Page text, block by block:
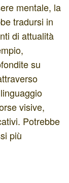
mentale, la
tradursi in
di attualità
su
visive,
Potrebbe
più